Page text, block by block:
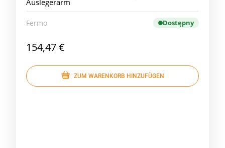
Auslegerarm
Fermo Dostępny
154,47 €
ZUM WARENKORB HINZUFÜGEN